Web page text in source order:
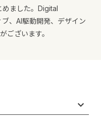
めました。Digital
、AI駆動開発、デザイン
ございます。